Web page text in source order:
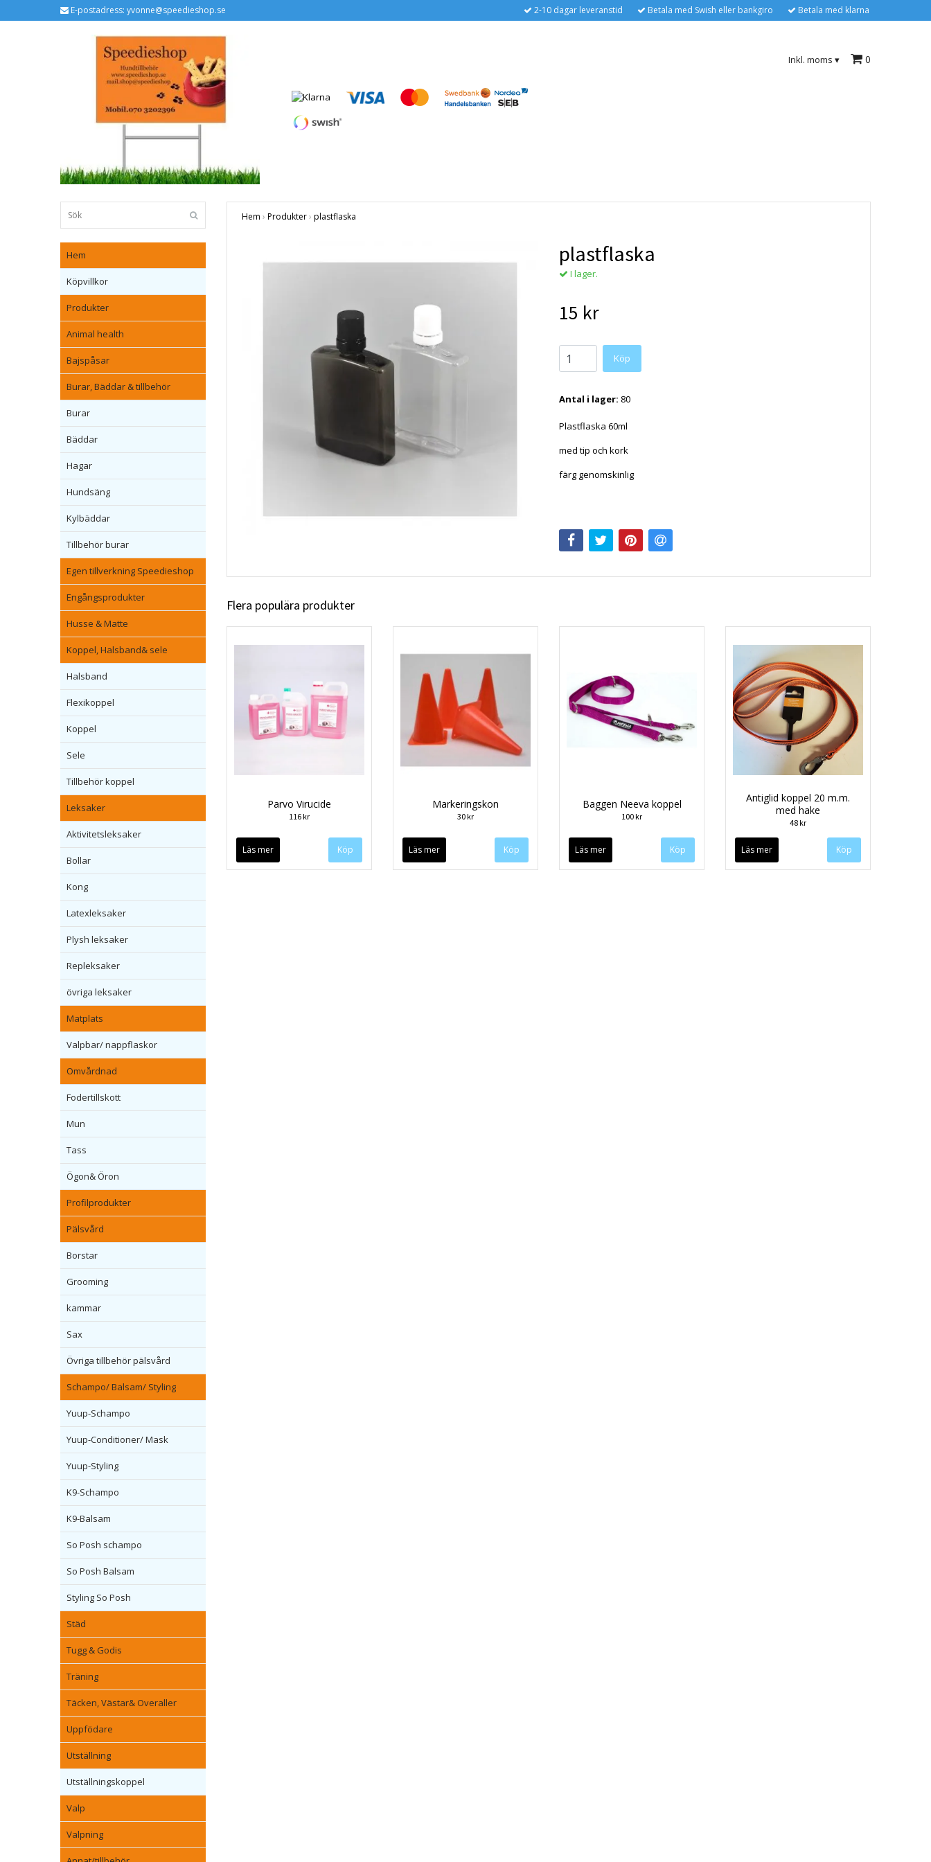
E-postadress: yvonne@speedieshop.se 2-10 dagar leveranstid Betala med Swish eller bankgiro Betala med klarna
Inkl. moms ▾ 0
Hem
Köpvillkor
Produkter
Animal health
Bajspåsar
Burar, Bäddar & tillbehör
Burar
Bäddar
Hagar
Hundsäng
Kylbäddar
Tillbehör burar
Egen tillverkning Speedieshop
Engångsprodukter
Husse & Matte
Koppel, Halsband& sele
Halsband
Flexikoppel
Koppel
Sele
Tillbehör koppel
Leksaker
Aktivitetsleksaker
Bollar
Kong
Latexleksaker
Plysh leksaker
Repleksaker
övriga leksaker
Matplats
Valpbar/ nappflaskor
Omvårdnad
Fodertillskott
Mun
Tass
Ögon& Öron
Profilprodukter
Pälsvård
Borstar
Grooming
kammar
Sax
Övriga tillbehör pälsvård
Schampo/ Balsam/ Styling
Yuup-Schampo
Yuup-Conditioner/ Mask
Yuup-Styling
K9-Schampo
K9-Balsam
So Posh schampo
So Posh Balsam
Styling So Posh
Städ
Tugg & Godis
Träning
Täcken, Västar& Overaller
Uppfödare
Utställning
Utställningskoppel
Valp
Valpning
Hem › Produkter› plastflaska
plastflaska
I lager.
15 kr
Köp
Antal i lager: 80
Plastflaska 60ml
med tip och kork
färg genomskinlig
Flera populära produkter
Parvo Virucide
116 kr
Läs mer Köp
Markeringskon
30 kr
Läs mer
Baggen Neeva koppel
100 kr
Läs mer
Antiglid koppel 20 m.m.
med hake
48 kr
Läs mer Köp